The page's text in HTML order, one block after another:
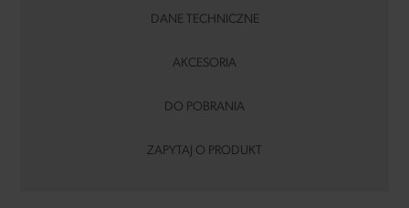
DANE TECHNICZNE
AKCESORIA
DO POBRANIA
ZAPYTAJ O PRODUKT